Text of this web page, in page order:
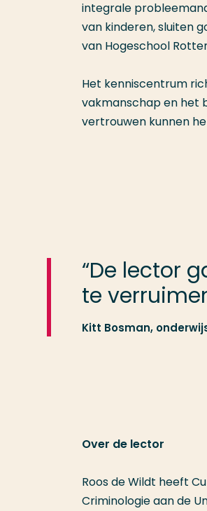
integrale
van kinderen, sluiten
van Hogeschool
Het kenniscentrum
vakmanschap en het
vertrouwen kunnen
“De lector
te
Kitt Bosman,
Over de lector
Roos de Wildt heeft
Criminologie aan de